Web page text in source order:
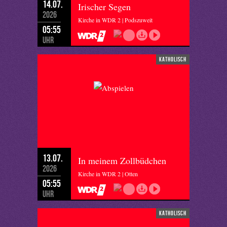
14.07.
2026
05:55
Uhr
Irischer Segen
Kirche in WDR 2 | Podszuweit
katholisch
13.07.
2026
05:55
Uhr
In meinem Zollbüdchen
Kirche in WDR 2 | Otten
katholisch